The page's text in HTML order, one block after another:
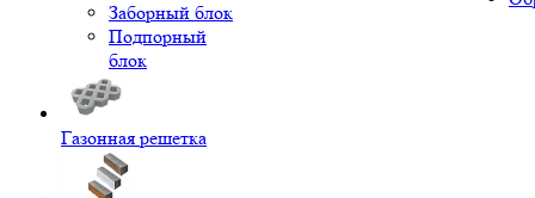
Заборный блок
Подпорный
блок
Газонная решетка